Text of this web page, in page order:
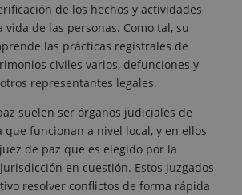
de los hechos y actividades
de las personas. Como tal, su
las prácticas registrales de
civiles varios, defunciones y
representantes legales.
suelen ser órganos judiciales de
funcionan a nivel local, y en ellos
de paz que es elegido por la
en cuestión. Estos juzgados
resolver conflictos de forma rápida